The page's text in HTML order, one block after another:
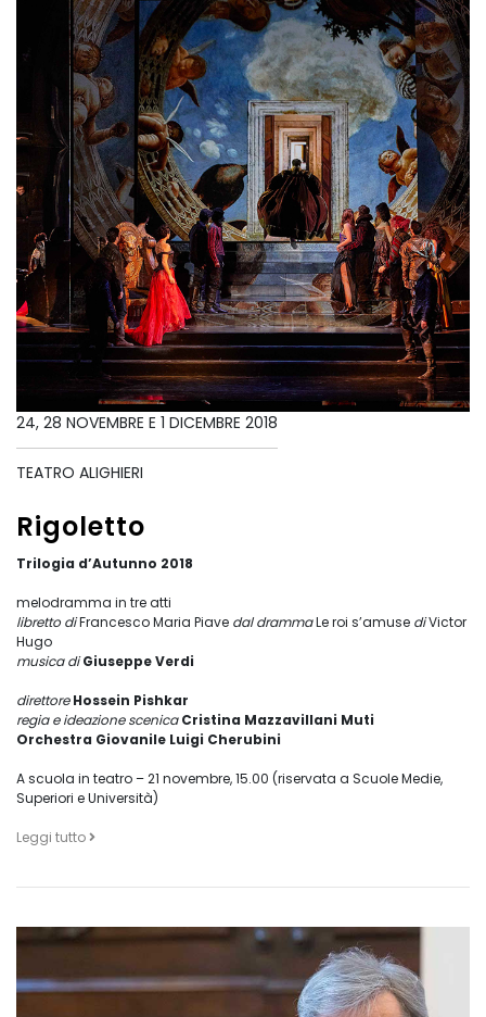
24, 28 NOVEMBRE E 1 DICEMBRE 2018
TEATRO ALIGHIERI
Rigoletto
Trilogia d’Autunno 2018
melodramma in tre atti
libretto diFrancesco Maria Piave dal drammaLe roi s’amuse diVictor
Hugo
musica di Giuseppe Verdi
direttoreHossein Pishkar
regia e ideazione scenicaCristina Mazzavillani Muti
Orchestra Giovanile Luigi Cherubini
A scuola in teatro – 21 novembre, 15.00 (riservata a Scuole Medie,
Superiori e Università)
Leggi tutto